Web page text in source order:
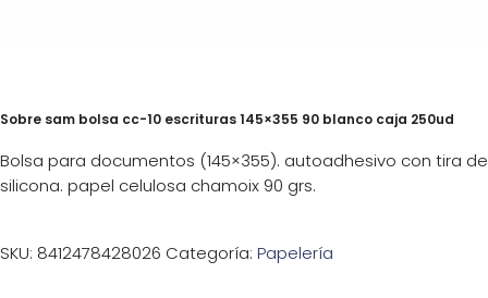
Sobre sam bolsa cc-10 escrituras 145×355 90 blanco caja 250ud
Bolsa para documentos (145×355). autoadhesivo con tira de
silicona. papel celulosa chamoix 90 grs.
SKU: 8412478428026 Categoría: Papelería